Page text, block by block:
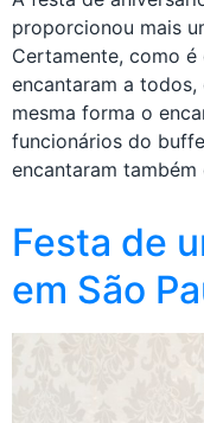
proporcionou mais
Certamente, como
encantaram a
mesma forma o
funcionários do
encantaram
Festa de
em São